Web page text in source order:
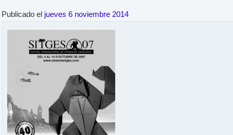
Publicado el jueves 6 noviembre 2014